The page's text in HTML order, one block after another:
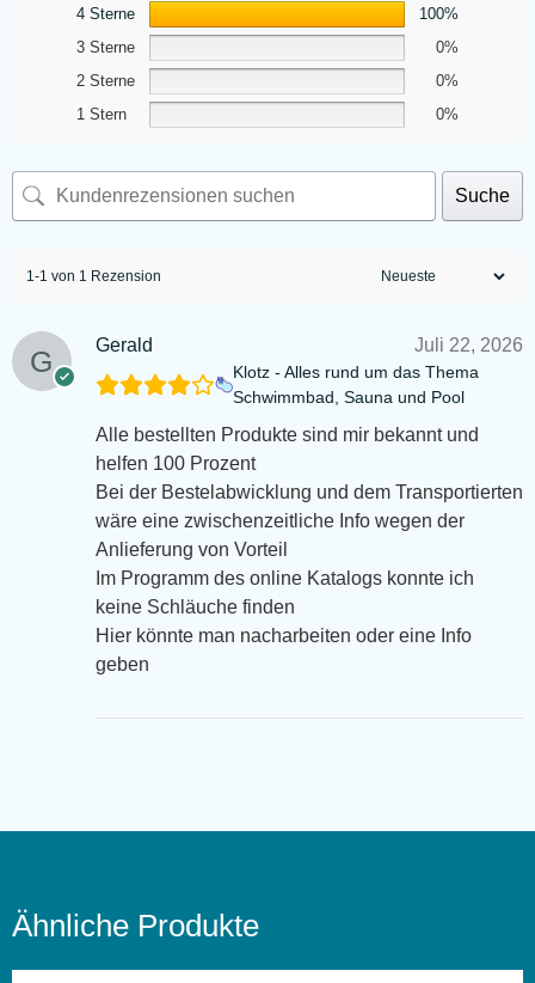
4 Sterne
100%
3 Sterne
0%
2 Sterne
0%
1 Stern
0%
Suche
1-1 von 1 Rezension
Gerald Juli 22, 2026
Klotz - Alles rund um das Thema
Schwimmbad, Sauna und Pool
Alle bestellten Produkte sind mir bekannt und
helfen 100 Prozent
Bei der Bestelabwicklung und dem Transportierten
wäre eine zwischenzeitliche Info wegen der
Anlieferung von Vorteil
Im Programm des online Katalogs konnte ich
keine Schläuche finden
Hier könnte man nacharbeiten oder eine Info
geben
Ähnliche Produkte